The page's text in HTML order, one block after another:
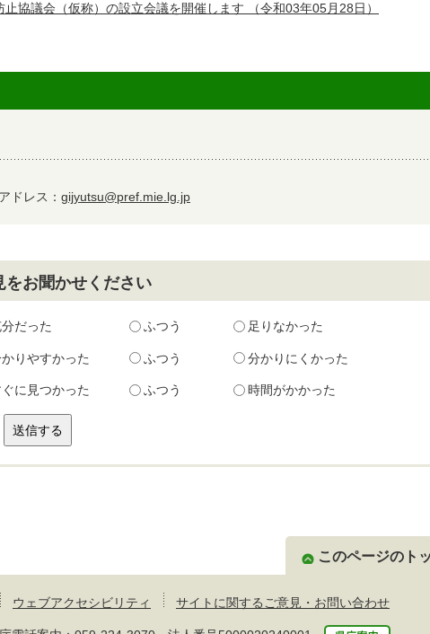
協議会（仮称）の設立会議を開催します （令和03年05月28日）
ドレス： gijyutsu@pref.mie.lg.jp
をお聞かせください
だった ふつう 足りなかった
りやすかった ふつう 分かりにくかった
に見つかった ふつう 時間がかかった
このページのト
ウェブアクセシビリティ サイトに関するご意見・お問い合わせ